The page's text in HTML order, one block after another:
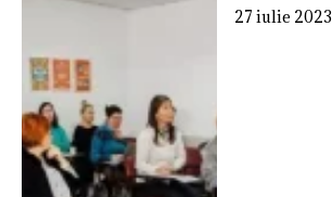
27 iulie 2023